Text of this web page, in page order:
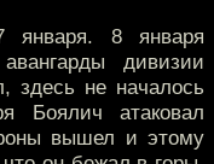
января. 8 января
дивизии
здесь не началось
Боялич атаковал
вышел и этому